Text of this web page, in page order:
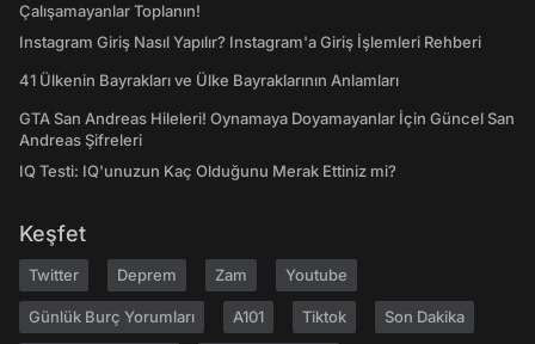
Çalışamayanlar Toplanın!
Instagram Giriş Nasıl Yapılır? Instagram'a Giriş İşlemleri Rehberi
41 Ülkenin Bayrakları ve Ülke Bayraklarının Anlamları
GTA San Andreas Hileleri! Oynamaya Doyamayanlar İçin Güncel San
Andreas Şifreleri
IQ Testi: IQ'unuzun Kaç Olduğunu Merak Ettiniz mi?
Keşfet
Twitter Deprem Zam Youtube
Günlük Burç Yorumları A101 Tiktok Son Dakika